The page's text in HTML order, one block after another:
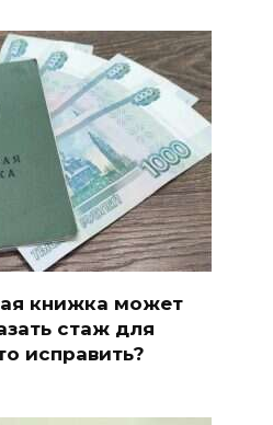
книжка может
стаж для
исправить?